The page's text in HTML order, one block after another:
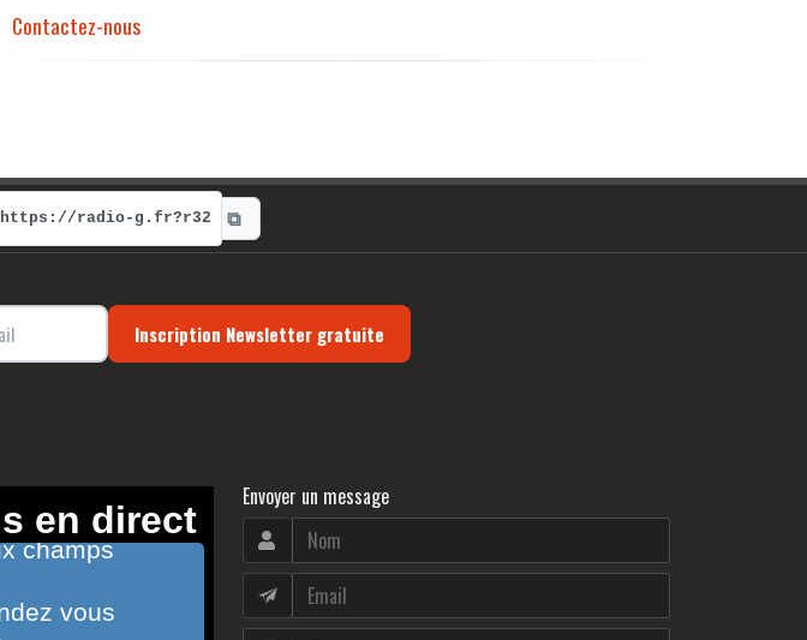
Contactez-nous
https://radio-g.fr?r32 ⧉
Inscription Newsletter gratuite
Envoyer un message